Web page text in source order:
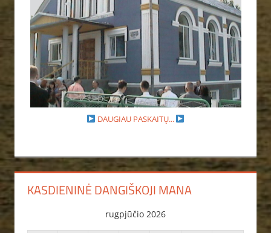
DAUGIAU PASKAITŲ...
KASDIENINĖ DANGIŠKOJI MANA
rugpjūčio 2026